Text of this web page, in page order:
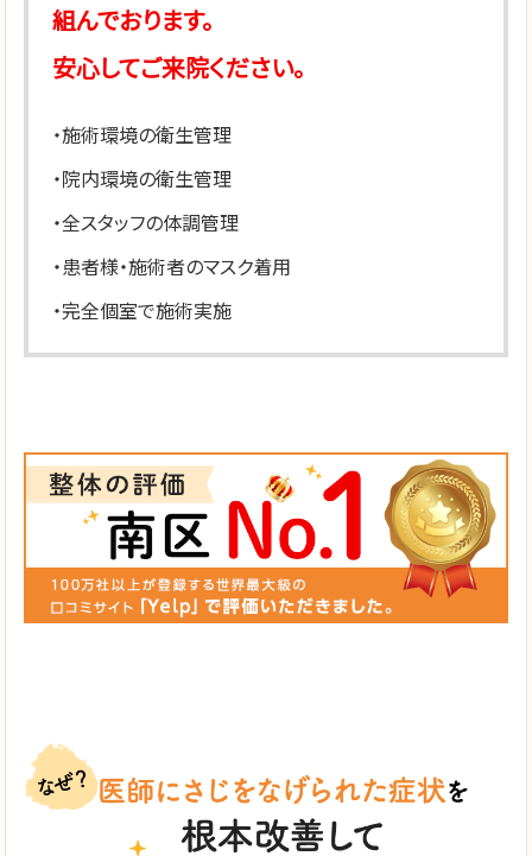
組んでおります。
安心してご来院ください。
・施術環境の衛生管理
・院内環境の衛生管理
・全スタッフの体調管理
・患者様・施術者のマスク着用
・完全個室で施術実施